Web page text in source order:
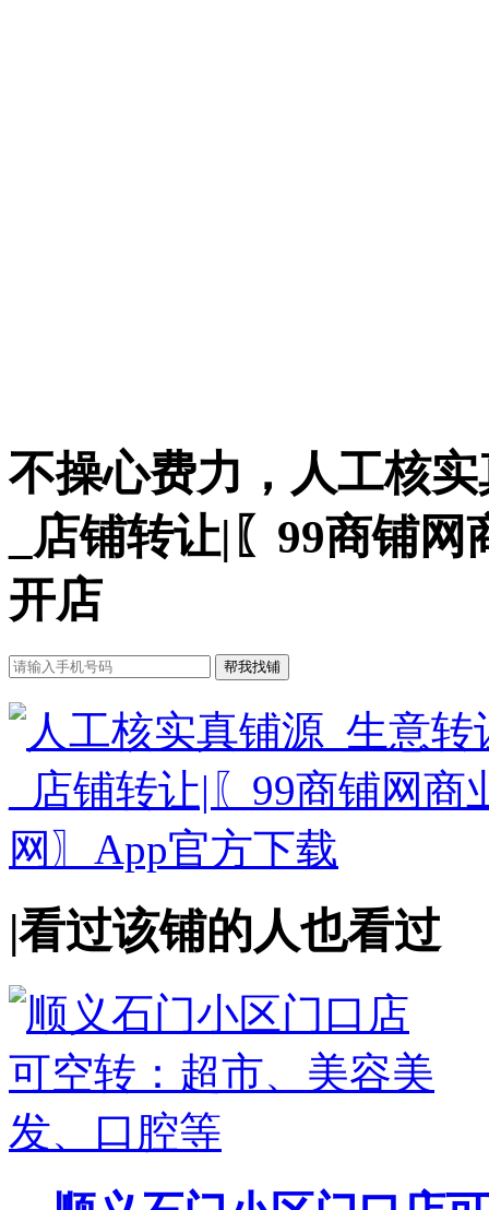
不操心费力，人工核
_店铺转让|〖99商铺
开店
|看过该铺的人也看过